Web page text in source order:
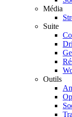
Média
Suite
Outils